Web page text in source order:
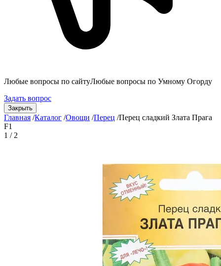
Любые вопросы по сайтуЛюбые вопросы по Умному Огорду
Задать вопрос
Закрыть
Главная /Каталог /Овощи /Перец /Перец сладкий Злата Прага
F1
1 / 2